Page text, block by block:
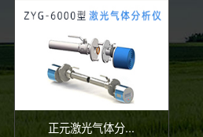
正元激光气体分...